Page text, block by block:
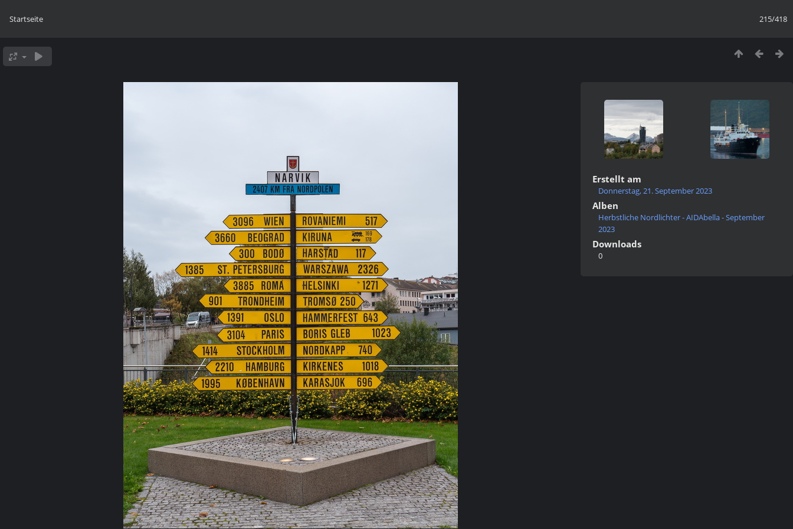
215/418
Startseite
Erstellt am
Donnerstag, 21. September 2023
Alben
Herbstliche Nordlichter - AIDAbella - September
2023
Downloads
0